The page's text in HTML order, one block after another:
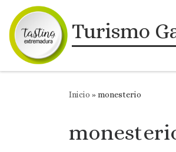
Saltar al contenido
Turismo
Inicio »monesterio